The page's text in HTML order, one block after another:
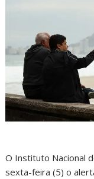
O Instituto Nacional
sexta-feira (5) o